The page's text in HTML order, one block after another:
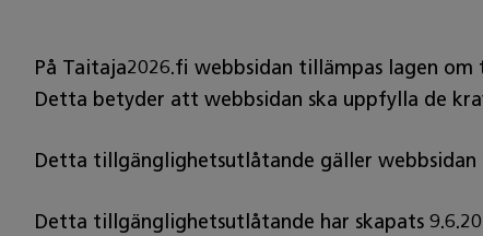
På Taitaja2026.fi webbsidan tillämpas lagen
Detta betyder att webbsidan ska uppfylla de
Detta tillgänglighetsutlåtande gäller webbsidan
Detta tillgänglighetsutlåtande har skapats